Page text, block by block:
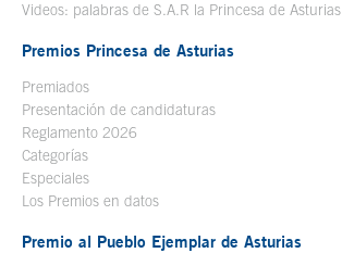
Videos: palabras de S.A.R la Princesa de Asturias
Premios Princesa de Asturias
Premiados
Presentación de candidaturas
Reglamento 2026
Categorías
Especiales
Los Premios en datos
Premio al Pueblo Ejemplar de Asturias